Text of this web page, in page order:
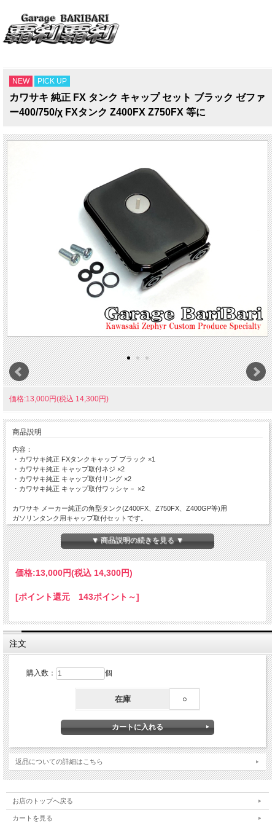
NEW PICK UP
カワサキ 純正 FX タンク キャップ セット ブラック ゼファ
ー400/750/χ FXタンク Z400FX Z750FX 等に
価格:13,000円(税込 14,300円)
商品説明
内容：
・カワサキ純正 FXタンクキャップ ブラック ×1
・カワサキ純正 キャップ取付ネジ ×2
・カワサキ純正 キャップ取付リング ×2
・カワサキ純正 キャップ取付ワッシャ－ ×2
カワサキ メーカー純正の角型タンク(Z400FX、Z750FX、Z400GP等)用
ガソリンタンク用キャップ取付セットです。
※お取付け車輌のご確認をお願い致します。
※該当以外のタンクへの流用は自己責任でお願いいたします。
※お持ちの純正キーでそのまま開閉できるタイプになります。
※お取付けはバイクショップ等にご依頼ください。
▼ 商品説明の続きを見る ▼
価格:13,000円(税込 14,300円)
[ポイント還元 143ポイント～]
注文
購入数： 個
在庫 ○
返品についての詳細はこちら
お店のトップへ戻る
カートを見る